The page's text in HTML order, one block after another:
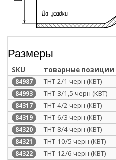
Размеры
SKU товарные позиции
84987 ТНТ-2/1 черн (КВТ)
84993 ТНТ-3/1,5 черн (КВТ)
84317 ТНТ-4/2 черн (КВТ)
84319 ТНТ-6/3 черн (КВТ)
84320 ТНТ-8/4 черн (КВТ)
84321 ТНТ-10/5 черн (КВТ)
84322 ТНТ-12/6 черн (КВТ)